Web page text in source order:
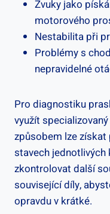
Zvuky jako
motorového‌
Nestabilita⁤ při
Problémy s
⁣nepravidelné
Pro diagnostiku
využít
‌způsobem lze⁤
stavech
zkontrolovat ‍další
související díly,
opravdu‌ v⁣ krátké.